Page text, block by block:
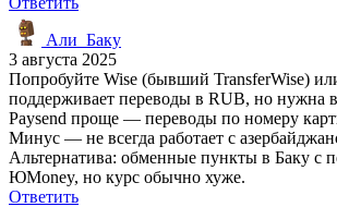
Али_Баку
3 августа 2025
Попробуйте Wise (бывший TransferWise)
поддерживает переводы в RUB, но нужна
Paysend проще — переводы по номеру
Минус — не всегда работает с
Альтернатива: обменные пункты в Баку с
ЮMoney, но курс обычно хуже.
Ответить